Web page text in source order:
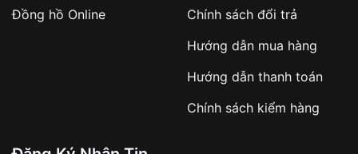
Số tiền còn lại thanh toán khi nhận hàng hoặc
✔️ Đảm bảo xử lý đơn hàng nhanh chóng
✔️ Hạn chế tình trạng hủy đơn không mong
Đồng hồ Online
Chính sách đổi trả
Hướng dẫn mua hàng
Hướng dẫn thanh toán
Chính sách kiểm hàng